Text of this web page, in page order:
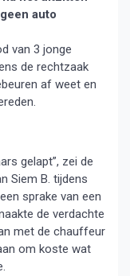
auto
van 3 jonge
de rechtzaak
af weet en
gelapt”, zei de
Siem B. tijdens
sprake van een
de verdachte
met de chauffeur
om koste wat